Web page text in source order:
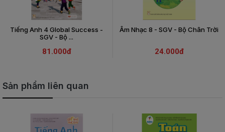
Tiếng Anh 4 Global Success -
SGV - Bộ ...
81.000đ
Âm Nhạc 8 - SGV - Bộ Chân Trời
24.000đ
Sản phẩm liên quan